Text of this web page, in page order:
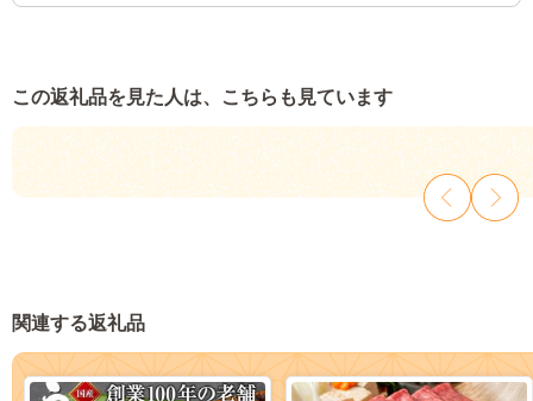
この返礼品を見た人は、こちらも見ています
関連する返礼品